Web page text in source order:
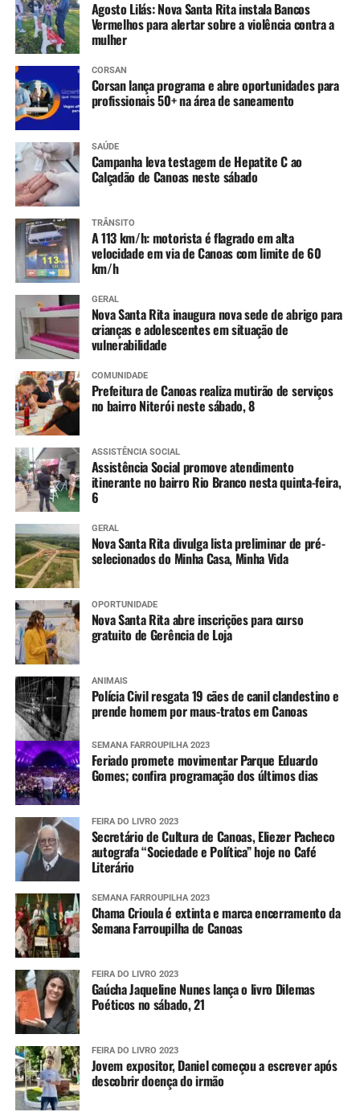
Agosto Lilás: Nova Santa Rita instala Bancos
Vermelhos para alertar sobre a violência contra a
mulher
CORSAN
Corsan lança programa e abre oportunidades para
profissionais 50+ na área de saneamento
SAÚDE
Campanha leva testagem de Hepatite C ao
Calçadão de Canoas neste sábado
TRÂNSITO
A 113 km/h: motorista é flagrado em alta
velocidade em via de Canoas com limite de 60
km/h
GERAL
Nova Santa Rita inaugura nova sede de abrigo para
crianças e adolescentes em situação de
vulnerabilidade
COMUNIDADE
Prefeitura de Canoas realiza mutirão de serviços
no bairro Niterói neste sábado, 8
ASSISTÊNCIA SOCIAL
Assistência Social promove atendimento
itinerante no bairro Rio Branco nesta quinta-feira,
6
GERAL
Nova Santa Rita divulga lista preliminar de pré-
selecionados do Minha Casa, Minha Vida
OPORTUNIDADE
Nova Santa Rita abre inscrições para curso
gratuito de Gerência de Loja
ANIMAIS
Polícia Civil resgata 19 cães de canil clandestino e
prende homem por maus-tratos em Canoas
SEMANA FARROUPILHA 2023
Feriado promete movimentar Parque Eduardo
Gomes; confira programação dos últimos dias
FEIRA DO LIVRO 2023
Secretário de Cultura de Canoas, Eliezer Pacheco
autografa “Sociedade e Política” hoje no Café
Literário
SEMANA FARROUPILHA 2023
Chama Crioula é extinta e marca encerramento da
Semana Farroupilha de Canoas
FEIRA DO LIVRO 2023
Gaúcha Jaqueline Nunes lança o livro Dilemas
Poéticos no sábado, 21
FEIRA DO LIVRO 2023
Jovem expositor, Daniel começou a escrever após
descobrir doença do irmão